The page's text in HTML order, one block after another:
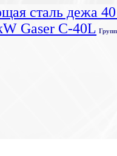
сталь дежа
Gaser С-40L